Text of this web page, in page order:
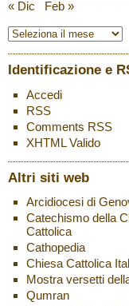
« Dic Feb »
Identificazione e
Accedi
RSS
Comments RSS
XHTMLValido
Altri siti web
Arcidiocesi di
Catechismo della
Cattolica
Cathopedia
Chiesa Cattolica
Mostra versetti
Qumran